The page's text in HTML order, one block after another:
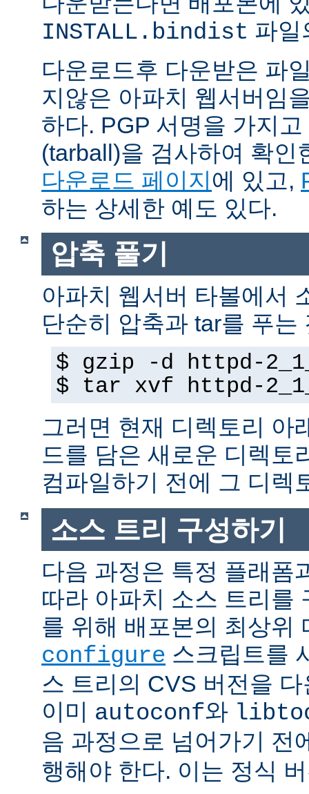
INSTALL.bindist 파일
다운로드후 다운받은 파
지않은 아파치 웹서버임
하다. PGP 서명을 가지
(tarball)을 검사하여 확인
다운로드 페이지 에 있고,
하는 상세한 예도 있다.
압축 풀기
아파치 웹서버 타볼에서
단순히 압축과 tar를 푸는
$ gzip -d httpd-
$ tar xvf httpd-
그러면 현재 디렉토리 아
드를 담은 새로운 디렉토
컴파일하기 전에 그 디렉
소스 트리 구성하기
다음 과정은 특정 플래폼
따라 아파치 소스 트리를
를 위해 배포본의 최상위
configure 스크립트를
스 트리의 CVS 버전을
이미 autoconf와
음 과정으로 넘어가기 전
행해야 한다. 이는 정식